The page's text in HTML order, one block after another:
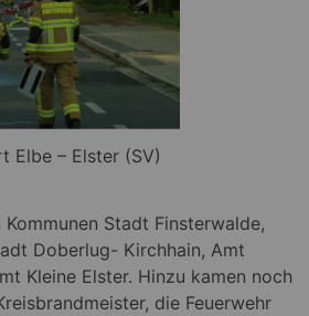
Elbe – Elster (SV)
Stadt Finsterwalde,
Doberlug- Kirchhain, Amt
Kleine Elster. Hinzu kamen noch
die Feuerwehr